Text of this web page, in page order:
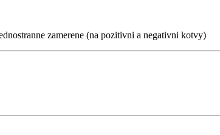
zamerene (na pozitivni a negativni kotvy)